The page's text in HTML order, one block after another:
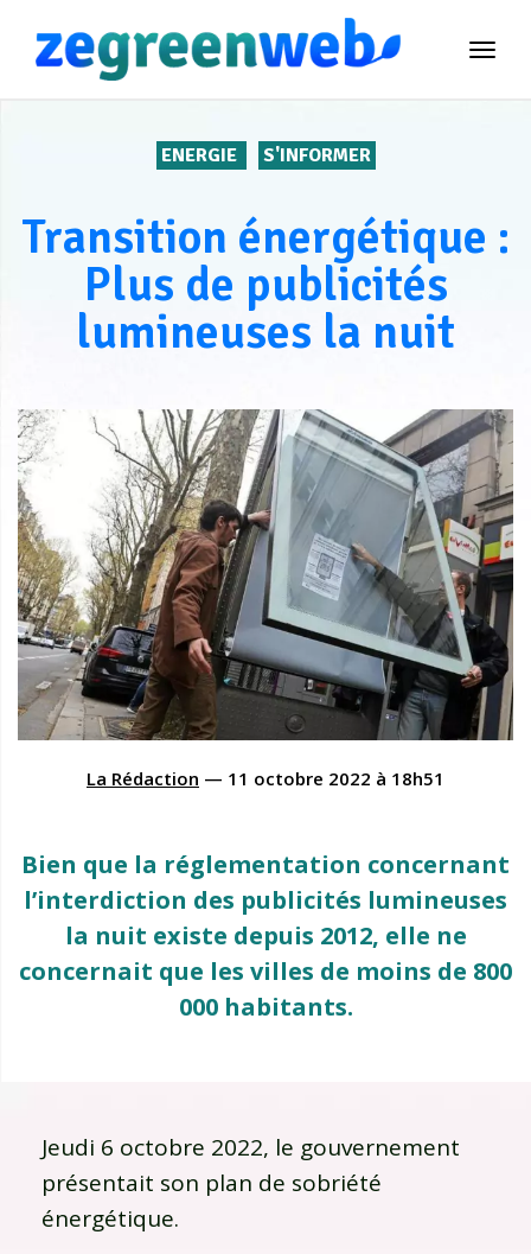
ENERGIE S'INFORMER
Transition énergétique :
Plus de publicités
lumineuses la nuit
La Rédaction — 11 octobre 2022 à 18h51
Bien que la réglementation concernant
l’interdiction des publicités lumineuses
la nuit existe depuis 2012, elle ne
concernait que les villes de moins de 800
000 habitants.
Jeudi 6 octobre 2022, le gouvernement
présentait son plan de sobriété
énergétique.